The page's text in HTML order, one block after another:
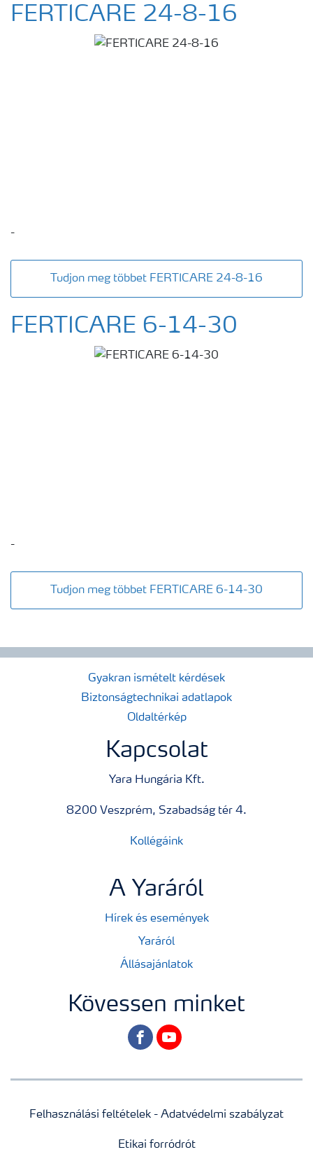
FERTICARE 24-8-16
-
Tudjon meg többet FERTICARE 24-8-16
FERTICARE 6-14-30
-
Tudjon meg többet FERTICARE 6-14-30
Gyakran ismételt kérdések
Biztonságtechnikai adatlapok
Oldaltérkép
Kapcsolat
Yara Hungária Kft.
8200 Veszprém, Szabadság tér 4.
Kollégáink
A Yaráról
Hírek és események
Yaráról
Állásajánlatok
Kövessen minket
facebookyoutube
Felhasználási feltételek - Adatvédelmi szabályzat
Etikai forródrót